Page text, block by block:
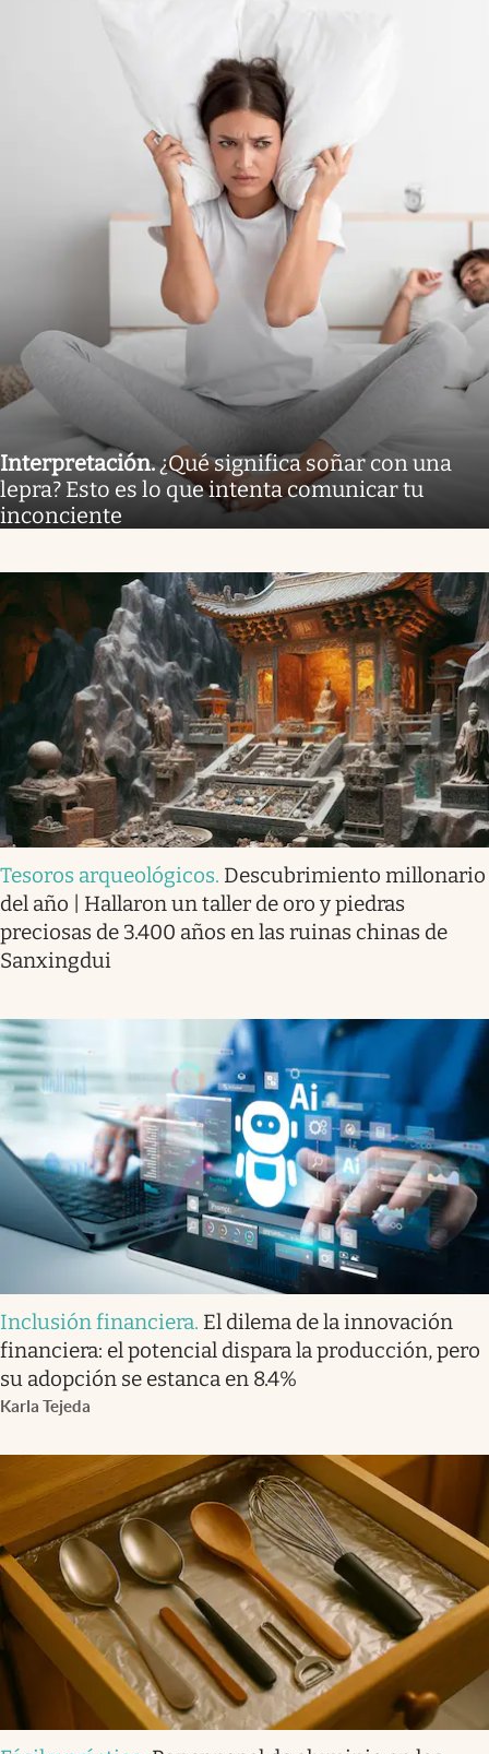
Interpretación.¿Qué significa soñar con una
lepra? Esto es lo que intenta comunicar tu
inconciente
Tesoros arqueológicos. Descubrimiento millonario
del año | Hallaron un taller de oro y piedras
preciosas de 3.400 años en las ruinas chinas de
Sanxingdui
Inclusión financiera. El dilema de la innovación
financiera: el potencial dispara la producción, pero
su adopción se estanca en 8.4%
Karla Tejeda